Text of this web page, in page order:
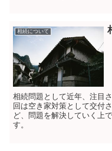
相続について
相続問題として近年、注目
回は空き家対策として交付
ど、問題を解決していく上
す。